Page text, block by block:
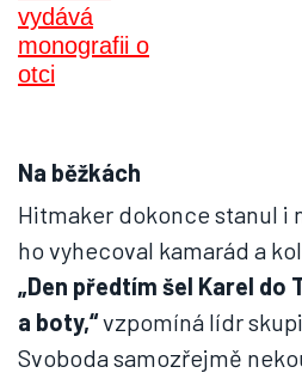
Na běžkách
Hitmaker dokonce stanul i
ho vyhecoval kamarád a
„Den předtím šel Karel do
a boty,“vzpomíná lídr
Svoboda samozřejmě